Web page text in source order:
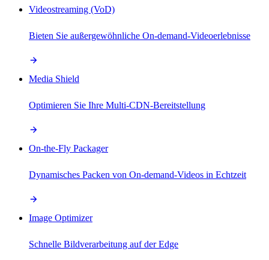
Videostreaming (VoD)
Bieten Sie außergewöhnliche On-demand-Videoerlebnisse
Media Shield
Optimieren Sie Ihre Multi-CDN-Bereitstellung
On-the-Fly Packager
Dynamisches Packen von On-demand-Videos in Echtzeit
Image Optimizer
Schnelle Bildverarbeitung auf der Edge